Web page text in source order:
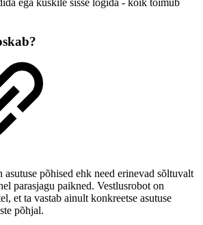
põhised ehk need erinevad sõltuvalt
parasjagu paikned. Vestlusrobot on
et ta vastab ainult konkreetse asutuse
põhjal.